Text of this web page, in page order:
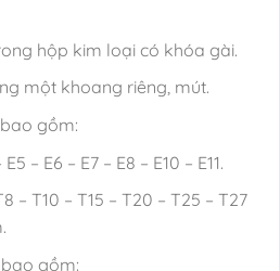
hộp kim loại có khóa gài.
một khoang riêng, mút.
gồm:
– E6 – E7 – E8 – E10 – E11.
– T10 – T15 – T20 – T25 – T27
gồm: